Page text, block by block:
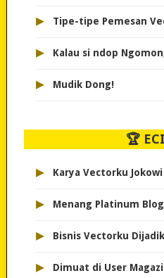
▸ Tipe-tipe Pemesan
▸ Kalau si ndop
▸ Mudik Dong!
🏆
▸ Karya Vectorku Jokowi
▸ Menang Platinum
▸ Bisnis Vectorku
▸ Dimuat di User